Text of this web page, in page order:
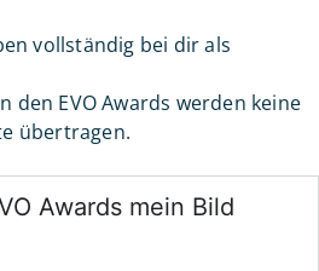
vollständig bei dir als
den EVO Awards werden keine
übertragen.
Awards mein Bild